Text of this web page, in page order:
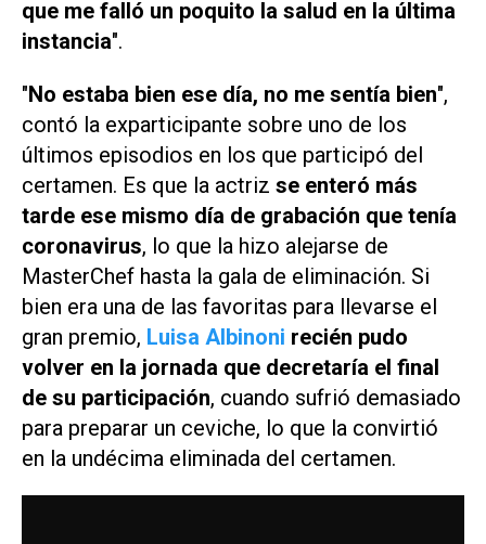
que me falló un poquito la salud en la última
instancia".
"No estaba bien ese día, no me sentía bien",
contó la exparticipante sobre uno de los
últimos episodios en los que participó del
certamen. Es que la actriz se enteró más
tarde ese mismo día de grabación que tenía
coronavirus, lo que la hizo alejarse de
MasterChef hasta la gala de eliminación. Si
bien era una de las favoritas para llevarse el
gran premio, Luisa Albinoni recién pudo
volver en la jornada que decretaría el final
de su participación, cuando sufrió demasiado
para preparar un ceviche, lo que la convirtió
en la undécima eliminada del certamen.